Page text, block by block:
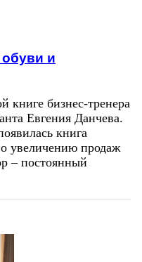
и
книге бизнес-тренера
Евгения Данчева.
книга
увеличению продаж
– постоянный